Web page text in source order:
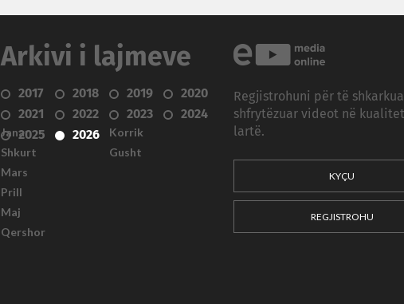
Arkivi i lajmeve
2017 2018 2019
2020
2021
2022 2023
2024
2025
2026
Janar
Shkurt
Mars
Prill
Maj
Qershor
Korrik
Gusht
Regjistrohuni për të
shfrytëzuar videot në
lartë.
KYÇU
REGJISTROHU